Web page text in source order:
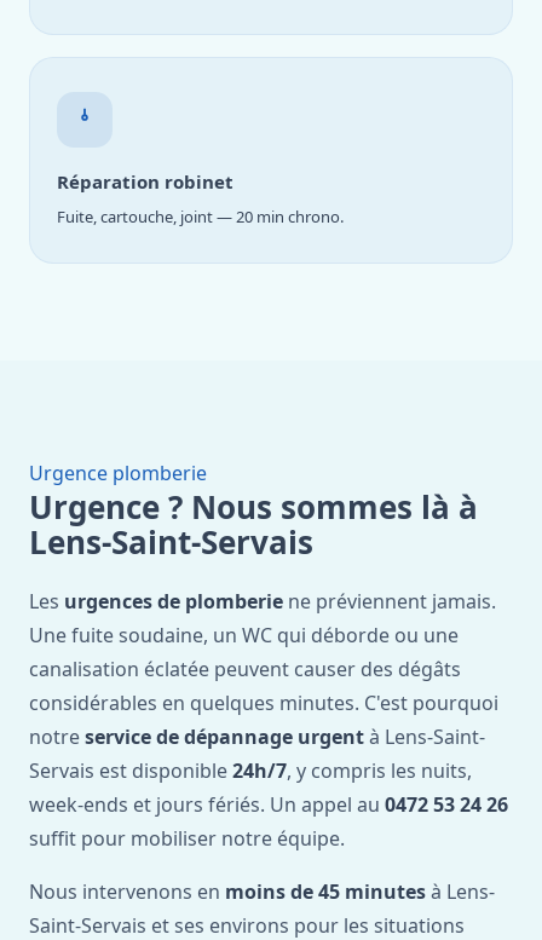
Réparation robinet
Fuite, cartouche, joint — 20 min chrono.
Urgence plomberie
Urgence ? Nous sommes là à
Lens-Saint-Servais
Les urgences de plomberie ne préviennent jamais.
Une fuite soudaine, un WC qui déborde ou une
canalisation éclatée peuvent causer des dégâts
considérables en quelques minutes. C'est pourquoi
notreservice de dépannage urgentà Lens-Saint-
Servais est disponible24h/7, y compris les nuits,
week-ends et jours fériés. Un appel au 0472 53 24 26
suffit pour mobiliser notre équipe.
Nous intervenons en moins de 45 minutesà Lens-
Saint-Servais et ses environs pour les situations